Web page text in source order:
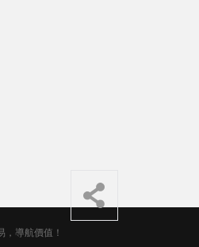
導航價值！